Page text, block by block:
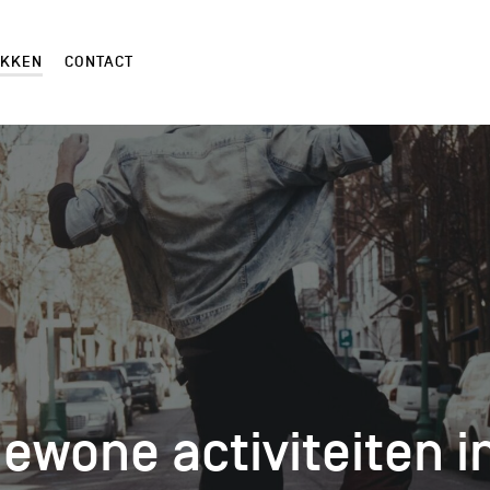
CONTACT
activiteiten
activiteiten